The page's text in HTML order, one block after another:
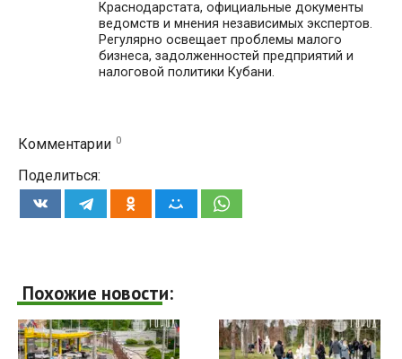
Краснодарстата, официальные документы
ведомств и мнения независимых экспертов.
Регулярно освещает проблемы малого
бизнеса, задолженностей предприятий и
налоговой политики Кубани.
Комментарии 0
Поделиться:
Похожие новости: